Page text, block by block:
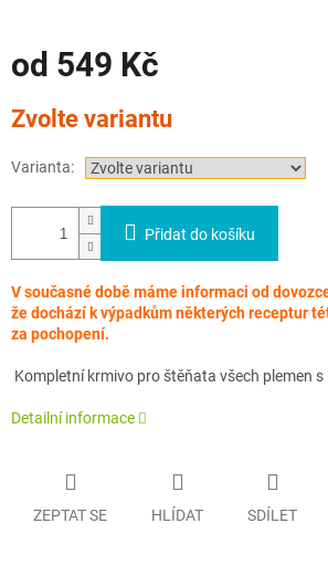
od 549 Kč
cena:
Zvolte variantu
Varianta:
Přidat do košíku
V současné době máme informaci od
že dochází k výpadkům některých receptur
za pochopení.
Kompletní krmivo pro štěňata všech plemen s
Detailní informace
ZEPTAT SE HLÍDAT SDÍLET